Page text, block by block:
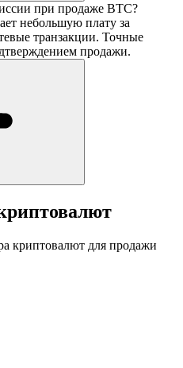
при продаже BTC?
небольшую плату за
транзакции. Точные
продажи.
криптовалют для продажи